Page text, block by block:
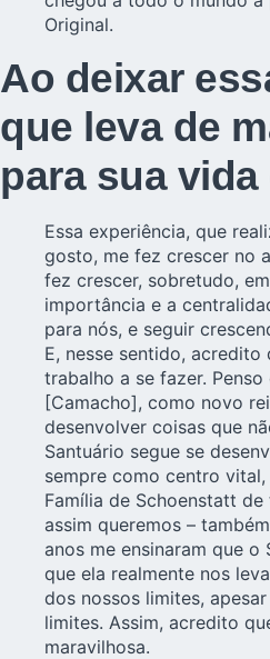
Original.
Ao deixar
que leva de
para sua
Essa experiência, que
gosto, me fez crescer no
fez crescer, sobretudo,
importância e a
para nós, e seguir
E, nesse sentido, acredito
trabalho a se fazer. Penso
[Camacho], como novo
desenvolver coisas que
Santuário segue se
sempre como centro
Família de Schoenstatt de
assim queremos –
anos me ensinaram que o
que ela realmente nos
dos nossos limites,
limites. Assim, acredito
maravilhosa.